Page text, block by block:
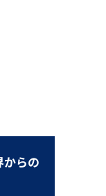
からの